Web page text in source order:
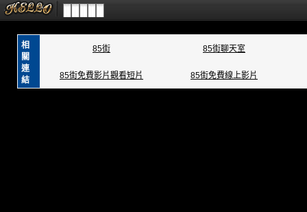
相
關
連
結
85街 85街聊天室
85街免費影片觀看短片 85街免費線上影片